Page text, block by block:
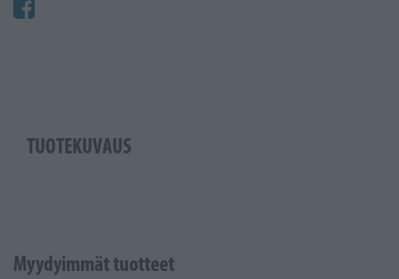
TUOTEKUVAUS
Myydyimmät tuotteet